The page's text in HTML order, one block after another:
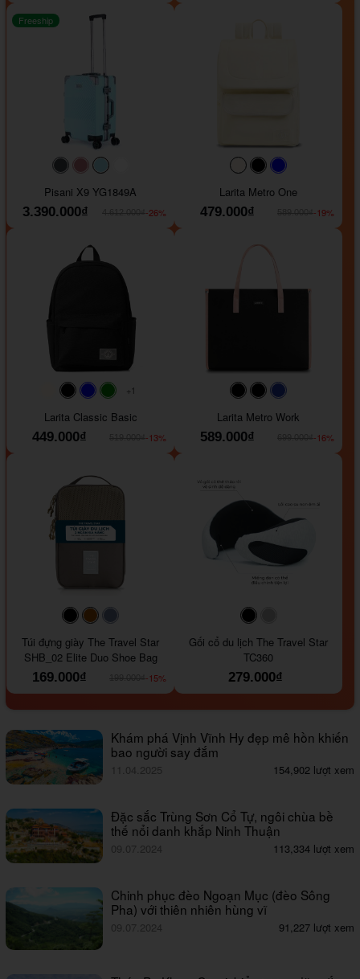
#40454a#b76e79
#9ad8e7
Freeship
Pisani X9 YG1849A
3.390.000₫
-26%
#faf0e6#000000
Larita Metro One
479.000₫
-19%
#faf0e6
#000000#0000FF#008000
+1
Larita Classic Basic
449.000₫
-13%
#000000#000000
Larita Metro Work
589.000₫
-16%
#000000#964B00
Túi đựng giày The Travel Star
SHB_02 Elite Duo Shoe Bag
169.000₫
-15%
#000000
Gối cổ du lịch The Travel Star
TC360
279.000₫
Khám phá Vịnh Vĩnh Hy đẹp mê hồn khiến
bao người say đắm
11.04.2025 154,902 lượt xem
Đặc sắc Trùng Sơn Cổ Tự, ngôi chùa bề
thế nổi danh khắp Ninh Thuận
09.07.2024 113,334 lượt xem
Chinh phục đèo Ngoạn Mục (đèo Sông
Pha) với thiên nhiên hùng vĩ
09.07.2024 91,227 lượt xem